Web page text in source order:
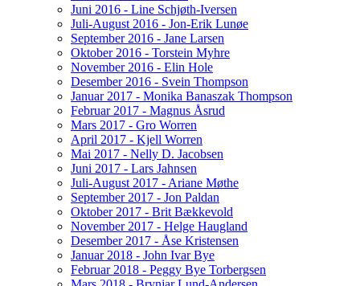
Juni 2016 - Line Schjøth-Iversen
Juli-August 2016 - Jon-Erik Lunøe
September 2016 - Jane Larsen
Oktober 2016 - Torstein Myhre
November 2016 - Elin Hole
Desember 2016 - Svein Thompson
Januar 2017 - Monika Banaszak Thompson
Februar 2017 - Magnus Åsrud
Mars 2017 - Gro Worren
April 2017 - Kjell Worren
Mai 2017 - Nelly D. Jacobsen
Juni 2017 - Lars Jahnsen
Juli-August 2017 - Ariane Møthe
September 2017 - Jon Paldan
Oktober 2017 - Brit Bækkevold
November 2017 - Helge Haugland
Desember 2017 - Åse Kristensen
Januar 2018 - John Ivar Bye
Februar 2018 - Peggy Bye Torbergsen